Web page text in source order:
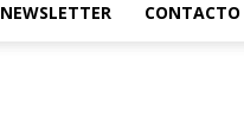
NEWSLETTER CONTACTO